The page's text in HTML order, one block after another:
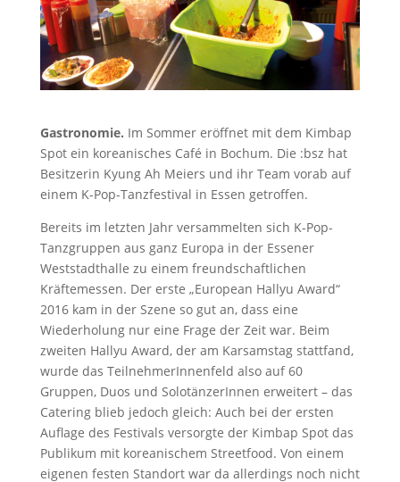
Gastronomie. Im Sommer eröffnet mit dem Kimbap
Spot ein koreanisches Café in Bochum. Die :bsz hat
Besitzerin Kyung Ah Meiers und ihr Team vorab auf
einem K-Pop-Tanzfestival in Essen getroffen.
Bereits im letzten Jahr versammelten sich K-Pop-
Tanzgruppen aus ganz Europa in der Essener
Weststadthalle zu einem freundschaftlichen
Kräftemessen. Der erste „European Hallyu Award“
2016 kam in der Szene so gut an, dass eine
Wiederholung nur eine Frage der Zeit war. Beim
zweiten Hallyu Award, der am Karsamstag stattfand,
wurde das TeilnehmerInnenfeld also auf 60
Gruppen, Duos und SolotänzerInnen erweitert – das
Catering blieb jedoch gleich: Auch bei der ersten
Auflage des Festivals versorgte der Kimbap Spot das
Publikum mit koreanischem Streetfood. Von einem
eigenen festen Standort war da allerdings noch nicht